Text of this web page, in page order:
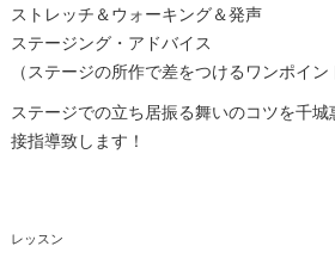
ストレッチ＆ウォーキング＆発声
ステージング・アドバイス
（ステージの所作で差をつけるワンポイン
ステージでの立ち居振る舞いのコツを千
接指導致します！
レッスン